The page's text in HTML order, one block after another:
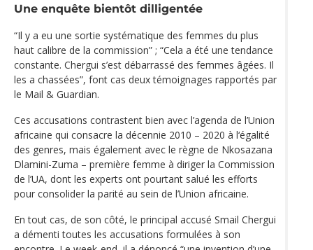
Une enquête bientôt dilligentée
“Il y a eu une sortie systématique des femmes du plus
haut calibre de la commission” ; “Cela a été une tendance
constante. Chergui s’est débarrassé des femmes âgées. Il
les a chassées”, font cas deux témoignages rapportés par
le Mail & Guardian.
Ces accusations contrastent bien avec l’agenda de l’Union
africaine qui consacre la décennie 2010 – 2020 à l‘égalité
des genres, mais également avec le règne de Nkosazana
Dlamini-Zuma – première femme à diriger la Commission
de l’UA, dont les experts ont pourtant salué les efforts
pour consolider la parité au sein de l’Union africaine.
En tout cas, de son côté, le principal accusé Smail Chergui
a démenti toutes les accusations formulées à son